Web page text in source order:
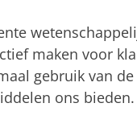
maken voor
gebruik van
ons bieden.